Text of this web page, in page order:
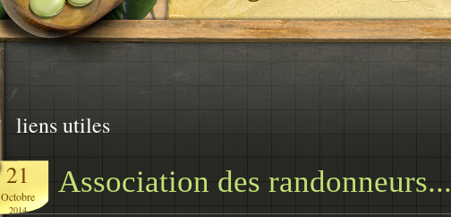
liens utiles
21
Octobre
2014
Association des randonneurs...